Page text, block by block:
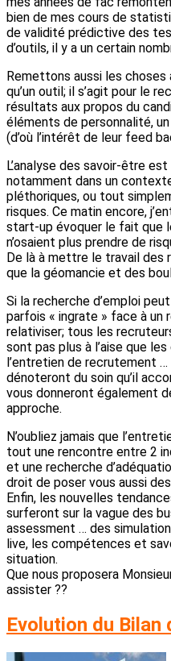
bien de mes cours de
de validité prédictive des
d’outils, il y a un certain
Remettons aussi les
qu’un outil; il s’agit pour le
résultats aux propos du
éléments de personnalité,
(d’où l’intérêt de leur feed
L’analyse des savoir-être
notamment dans un
pléthoriques, ou tout
risques. Ce matin encore,
start-up évoquer le fait que
n’osaient plus prendre de
De là à mettre le travail des
que la géomancie et des
Si la recherche d’emploi
parfois « ingrate » face à
relativiser; tous les
sont pas plus à l’aise que
l’entretien de recrutement
dénoteront du soin qu’il
vous donneront également
approche.
N’oubliez jamais que
tout une rencontre entre 2
et une recherche
droit de poser vous aussi
Enfin, les nouvelles
surferont sur la vague des
assessment … des
live, les compétences et
situation.
Que nous proposera
assister ??
Evolution du Bilan